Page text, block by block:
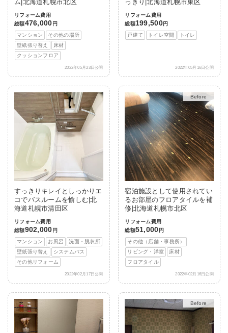
ム|北海道札幌市北区
リフォーム費用
総額476,000 円
マンション
その他の場所
壁紙張り替え
床材
クッションフロア
2022年05月23日公開
っきり|北海道札幌市東区
リフォーム費用
総額199,500円
戸建て
トイレ空間 トイレ
2022年05月16日公開
すっきりキレイとしっかりエ
コでバスルームを愉しむ|北
海道札幌市清田区
リフォーム費用
総額902,000 円
マンション
お風呂
洗面・脱衣所
壁紙張り替え
システムバス
その他リフォーム
2022年02月17日公開
After
宿泊施設として使用されてい
るお部屋のフロアタイルを補
修|北海道札幌市北区
リフォーム費用
総額51,000 円
その他（店舗・事務所）
リビング・洋室
床材
フロアタイル
2022年02月16日公開
After